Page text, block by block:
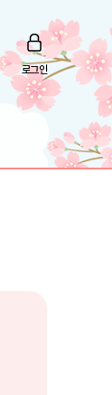
로그인